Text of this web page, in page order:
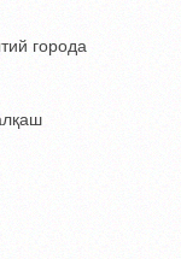
города